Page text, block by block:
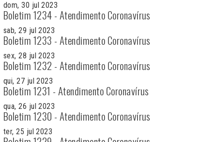
dom, 30 jul 2023
Boletim 1234 - Atendimento Coronavírus
sab, 29 jul 2023
Boletim 1233 - Atendimento Coronavírus
sex, 28 jul 2023
Boletim 1232 - Atendimento Coronavírus
qui, 27 jul 2023
Boletim 1231 - Atendimento Coronavírus
qua, 26 jul 2023
Boletim 1230 - Atendimento Coronavírus
ter, 25 jul 2023